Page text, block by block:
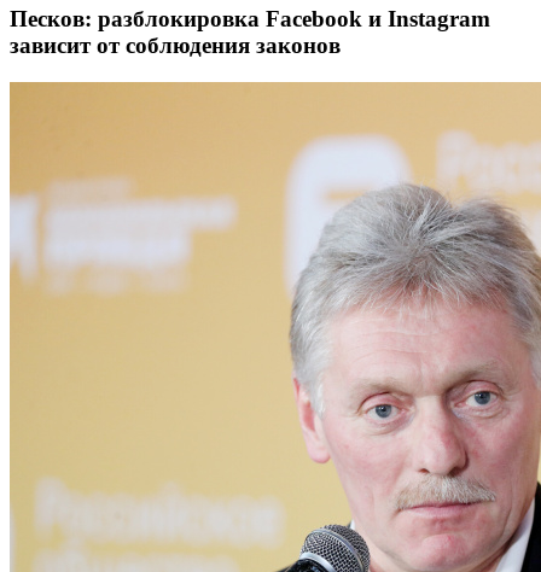
Песков: разблокировка Facebook и Instagram
зависит от соблюдения законов